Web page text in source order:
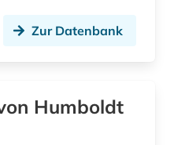
Zur Datenbank
Humboldt